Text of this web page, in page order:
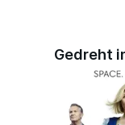
Gedreht